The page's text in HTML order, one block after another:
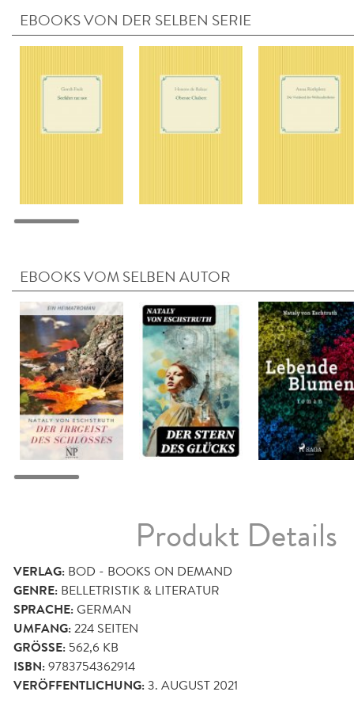
EBOOKS VON DER SELBEN SERIE
EBOOKS VOM SELBEN AUTOR
Produkt Details
VERLAG: BOD - BOOKS ON DEMAND
GENRE: BELLETRISTIK & LITERATUR
SPRACHE:GERMAN
UMFANG:224 SEITEN
GRÖSSE: 562,6 KB
ISBN:9783754362914
VERÖFFENTLICHUNG:3. AUGUST 2021